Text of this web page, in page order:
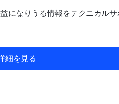
なりうる情報をテクニカル
細を見る